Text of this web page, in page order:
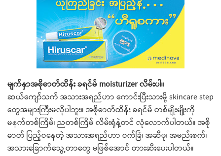
မျက်နှာအစိုဓာတ်ထိန်း ခရင်မ် moisturizer လိမ်းပါ။
ဆယ်ကျော်သက် အသားအရည်ဟာ ကောင်းပြီးသားမို့ skincare step
တွေအများကြီးမလိုပါဘူး။ အစိုဓာတ်ထိန်း ခရင်မ် တစ်မျိုးမျိုးကို
မနက်တစ်ကြိမ်၊ ညတစ်ကြိမ် လိမ်းရုံနဲ့တင် လုံလောက်ပါတယ်။ အစို
ဓာတ် ပြည့်ဝနေတဲ့ အသားအရည်ဟာ ဝက်ခြံ၊ အဆီဖု၊ အမည်းစက်၊
အသားခြောက်သွေ့တာတွေ မဖြစ်အောင် တားဆီးပေးပါတယ်။